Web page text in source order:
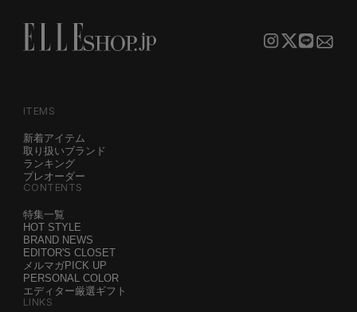
ITEMS
新着アイテム
取り扱いブランド
ランキング
プレオーダー
CONTENTS
特集一覧
HOT STYLE
BRAND NEWS
EDITOR'S CLOSET
メルマガPICK UP
PERSONAL COLOR
エディター厳選ギフト
LINKS